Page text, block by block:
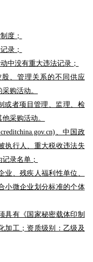
度；
录；
中没有重大违法记录；
、管理关系的不同 供应
购活动。
或者项目管理、监理、检
采购活动。
、中国政
执行人、 重大税收违法失
录名单；
业、残疾人福利性单位、
小微企业划分标准的个体
具有《国家秘密载体印制
加工；资质级别：乙级及